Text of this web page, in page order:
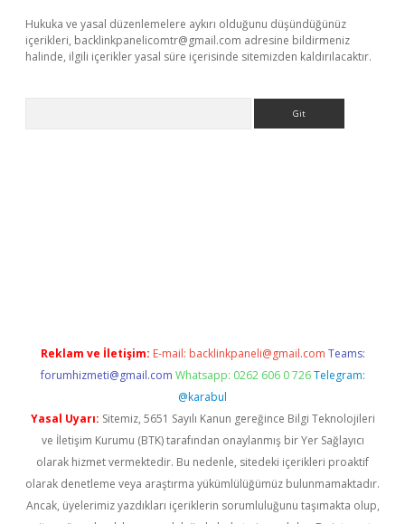
Hukuka ve yasal düzenlemelere aykırı olduğunu düşündüğünüz
içerikleri, backlinkpanelicomtr@gmail.com adresine bildirmeniz
halinde, ilgili içerikler yasal süre içerisinde sitemizden kaldırılacaktır.
Reklam ve İletişim: E-mail: backlinkpaneli@gmail.com Teams:
forumhizmeti@gmail.com Whatsapp: 0262 606 0 726 Telegram:
@karabul
Yasal Uyarı: Sitemiz, 5651 Sayılı Kanun gereğince Bilgi Teknolojileri
ve İletişim Kurumu (BTK) tarafından onaylanmış bir Yer Sağlayıcı
olarak hizmet vermektedir. Bu nedenle, sitedeki içerikleri proaktif
olarak denetleme veya araştırma yükümlülüğümüz bulunmamaktadır.
Ancak, üyelerimiz yazdıkları içeriklerin sorumluluğunu taşımakta olup,